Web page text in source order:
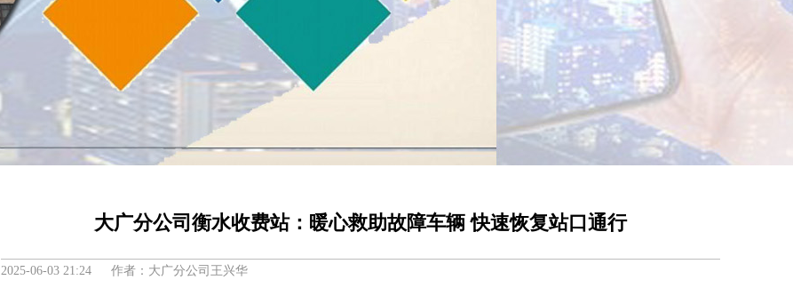
大广分公司衡水收费站：暖心救助故障车辆 快速恢复站口通行
2025-06-03 21:24 作者：大广分公司王兴华